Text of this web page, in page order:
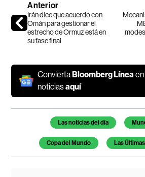
Anterior
Irán dice que acuerdo con
Omán para gestionar el
estrecho de Ormuz está en
su fase final
ConviertaBloomberg Línea
noticiasaquí
Temas de este artículo
Las noticias del día
Copa del Mundo Las Últimas